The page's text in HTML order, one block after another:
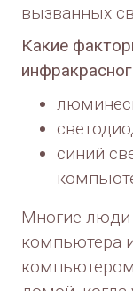
вызванных
Какие
синий
Многие люди
компьютера